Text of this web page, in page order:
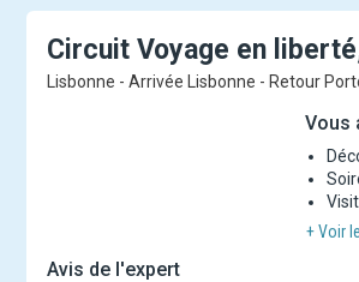
Circuit Voyage en
Lisbonne - Arrivée Lisbonne - Retour
Vous
+ Voir
Avis de l'expert